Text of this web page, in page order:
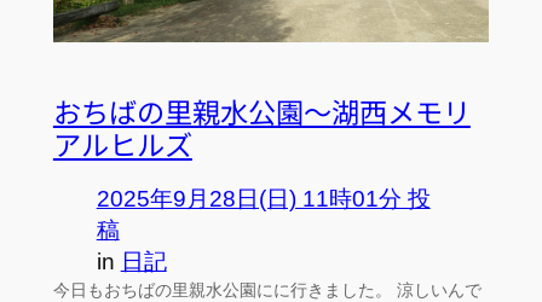
おちばの里親水公園～湖西メモリ
アルヒルズ
2025年9月28日(日) 11時01分 投
稿
in 日記
今日もおちばの里親水公園にに行きました。 涼しいんで